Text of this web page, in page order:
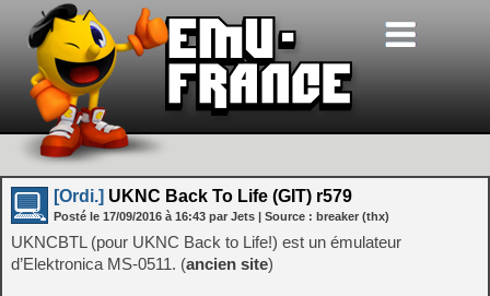
[Ordi.] UKNC Back To Life (GIT) r579
Posté le 17/09/2016 à 16:43 par Jets | Source : breaker (thx)
UKNCBTL (pour UKNC Back to Life!) est un émulateur
d’Elektronica МS-0511. (ancien site)